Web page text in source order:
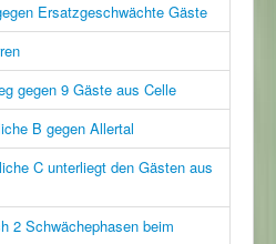
Ersatzgeschwächte Gäste
gegen 9 Gäste aus Celle
B gegen Allertal
C unterliegt den Gästen aus
2 Schwächephasen beim